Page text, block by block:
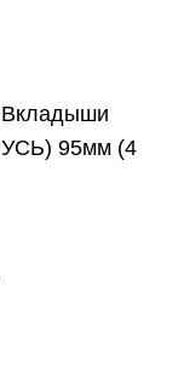
Вкладыши
95мм (4